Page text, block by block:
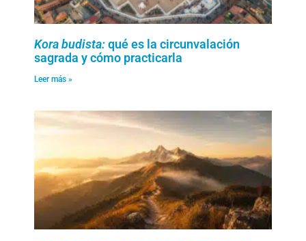
Kora budista:qué es la circunvalación
sagrada y cómo practicarla
Leer más »